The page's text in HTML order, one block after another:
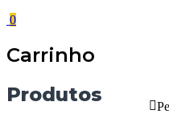
0
Carrinho
Produtos